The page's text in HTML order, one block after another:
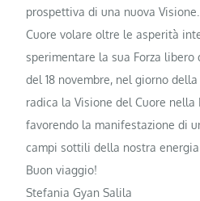
prospettiva di una nuova
Cuore volare oltre le asperità
sperimentare la sua Forza
del 18 novembre, nel giorno
radica la Visione del Cuore nella
favorendo la manifestazione di
campi sottili della nostra energia
Buon viaggio!
Stefania Gyan Salila